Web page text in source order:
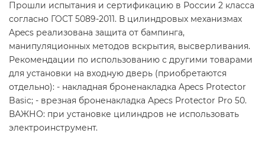
Прошли испытания и сертификацию в России 2 класса
согласно ГОСТ 5089-2011. В цилиндровых механизмах
Apecs реализована защита от бампинга,
манипуляционных методов вскрытия, высверливания.
Рекомендации по использованию с другими товарами
для установки на входную дверь (приобретаются
отдельно): - накладная броненакладка Apecs Protector
Basic; - врезная броненакладка Apecs Protector Pro 50.
ВАЖНО: при установке цилиндров не использовать
электроинструмент.